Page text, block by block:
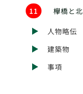
11
欅橋と
人物略伝
建築物
事項